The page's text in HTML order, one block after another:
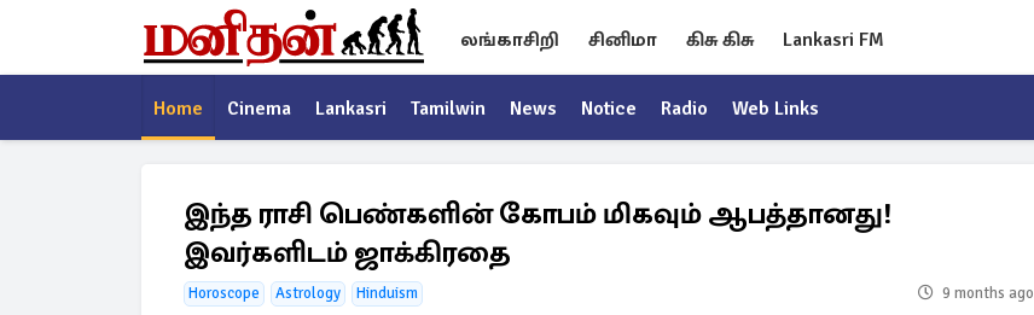
லங்காசிறி சினிமா கிசு கிசு Lankasri FM
Home Cinema Lankasri Tamilwin News Notice Radio Web Links
இந்த ராசி பெண்களின் கோபம் மிகவும் ஆபத்தானது!
இவர்களிடம் ஜாக்கிரதை
Horoscope Astrology Hinduism 9 months ago